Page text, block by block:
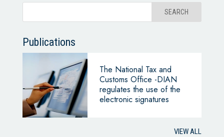
Publications
The National Tax and
Customs Office -DIAN
regulates the use of the
electronic signatures
VIEW ALL